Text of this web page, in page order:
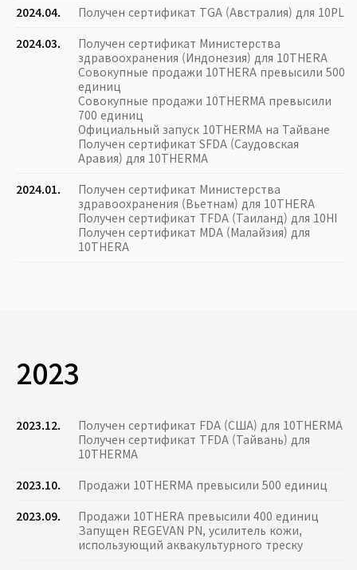
2024.04.
Получен сертификат TGA (Австралия) для 10PL
2024.03.
Получен сертификат Министерства
здравоохранения (Индонезия) для 10THERA
Совокупные продажи 10THERA превысили 500
единиц
Совокупные продажи 10THERMA превысили
700 единиц
Официальный запуск 10THERMA на Тайване
Получен сертификат SFDA (Саудовская
Аравия) для 10THERMA
2024.01.
Получен сертификат Министерства
здравоохранения (Вьетнам) для 10THERA
Получен сертификат TFDA (Таиланд) для 10HI
Получен сертификат MDA (Малайзия) для
10THERA
2023
2023.12.
Получен сертификат FDA (США) для 10THERMA
Получен сертификат TFDA (Тайвань) для
10THERMA
2023.10.
Продажи 10THERMA превысили 500 единиц
2023.09.
Продажи 10THERA превысили 400 единиц
Запущен REGEVAN PN, усилитель кожи,
использующий аквакультурного треску